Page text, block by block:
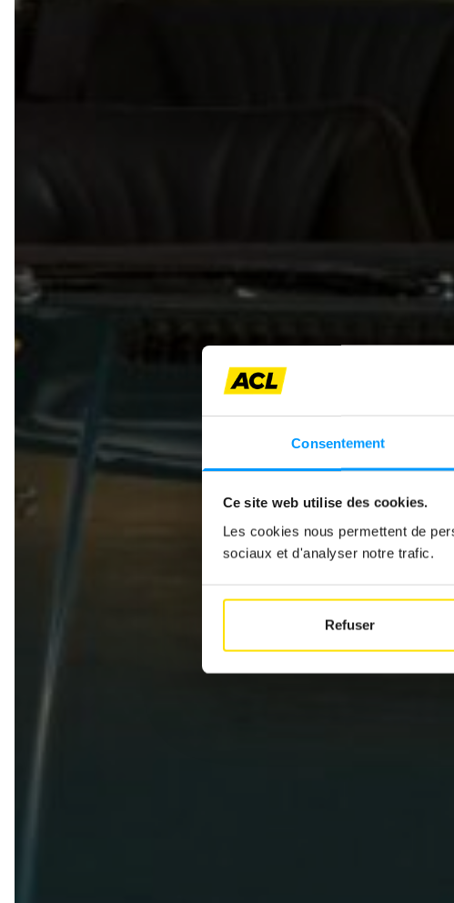
Consentement
Ce site web utilise des cookies.
Les cookies nous permettent de
sociaux et d'analyser notre trafic.
Refuser